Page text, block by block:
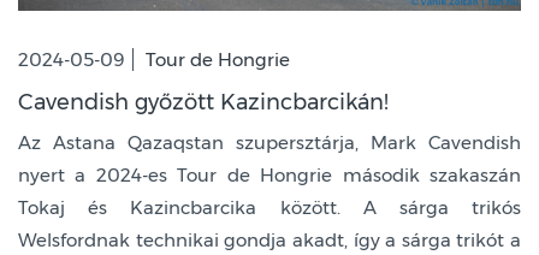
2024-05-09 Tour de Hongrie
Cavendish győzött Kazincbarcikán!
Az Astana Qazaqstan szupersztárja, Mark Cavendish
nyert a 2024-es Tour de Hongrie második szakaszán
Tokaj és Kazincbarcika között. A sárga trikós
Welsfordnak technikai gondja akadt, így a sárga trikót a